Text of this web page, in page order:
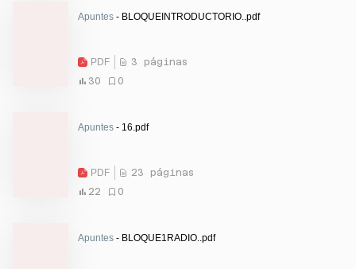
Apuntes - BLOQUEINTRODUCTORIO..pdf
PDF
3 páginas
30
0
Apuntes - 16.pdf
PDF
23 páginas
22
0
Apuntes - BLOQUE1RADIO..pdf